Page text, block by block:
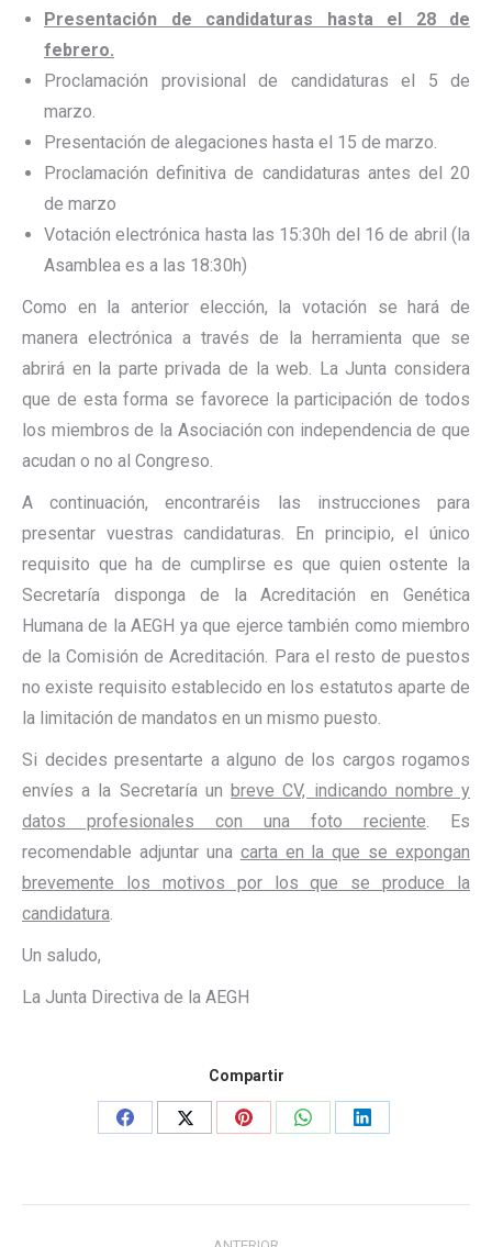
Presentación de candidaturas hasta el 28 de
febrero.
Proclamación provisional de candidaturas el 5 de
marzo.
Presentación de alegaciones hasta el 15 de marzo.
Proclamación definitiva de candidaturas antes del 20
de marzo
Votación electrónica hasta las 15:30h del 16 de abril (la
Asamblea es a las 18:30h)
Como en la anterior elección, la votación se hará de
manera electrónica a través de la herramienta que se
abrirá en la parte privada de la web. La Junta considera
que de esta forma se favorece la participación de todos
los miembros de la Asociación con independencia de que
acudan o no al Congreso.
A continuación, encontraréis las instrucciones para
presentar vuestras candidaturas. En principio, el único
requisito que ha de cumplirse es que quien ostente la
Secretaría disponga de la Acreditación en Genética
Humana de la AEGH ya que ejerce también como miembro
de la Comisión de Acreditación. Para el resto de puestos
no existe requisito establecido en los estatutos aparte de
la limitación de mandatos en un mismo puesto.
Si decides presentarte a alguno de los cargos rogamos
envíes a la Secretaría unbreve CV, indicando nombre y
datos profesionales con una foto reciente. Es
recomendable adjuntar una carta en la que se expongan
brevemente los motivos por los que se produce la
candidatura.
Un saludo,
La Junta Directiva de la AEGH
Compartir
Share
Share
Share
Share
Share